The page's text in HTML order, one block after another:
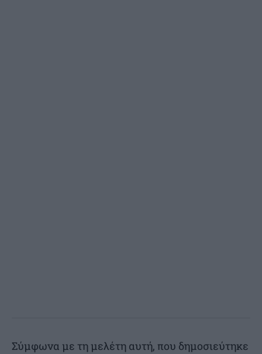
Σύμφωνα με τη μελέτη αυτή, που δημοσιεύτηκε